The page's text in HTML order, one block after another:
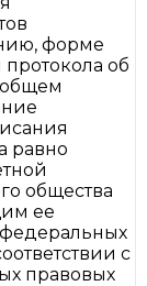
форме
об
общем
равно
общества
ее
с
правовых